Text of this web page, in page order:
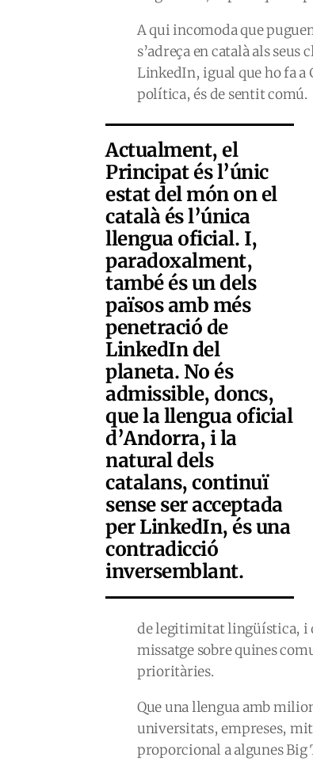
A qui incomoda que
s’adreça en català als
LinkedIn, igual que ho fa a
política, és de sentit comú.
Actualment, el
Principat és l’únic
estat del món on el
català és l’única
llengua oficial. I,
paradoxalment,
també és un dels
països amb més
penetració de
LinkedIn del
planeta. No és
admissible, doncs,
que la llengua oficial
d’Andorra, i la
natural dels
catalans, continuï
sense ser acceptada
per LinkedIn, és una
contradicció
inversemblant.
de legitimitat lingüística, i
missatge sobre quines
prioritàries.
Que una llengua amb
universitats, empreses,
proporcional a algunes Big